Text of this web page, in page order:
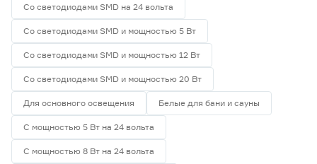
Со светодиодами SMD на 24 вольта
Со светодиодами SMD и мощностью 5 Вт
Со светодиодами SMD и мощностью 12 Вт
Со светодиодами SMD и мощностью 20 Вт
Для основного освещения Белые для бани и сауны
С мощностью 5 Вт на 24 вольта
С мощностью 8 Вт на 24 вольта